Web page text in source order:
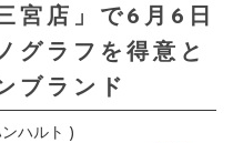
宮店」で6月6日
グラフを得意と
ブランド
ハルト )